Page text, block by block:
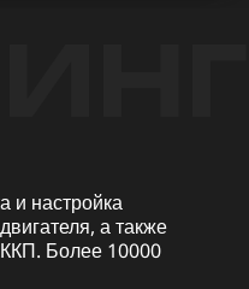
и настройка
а также
Более 10000